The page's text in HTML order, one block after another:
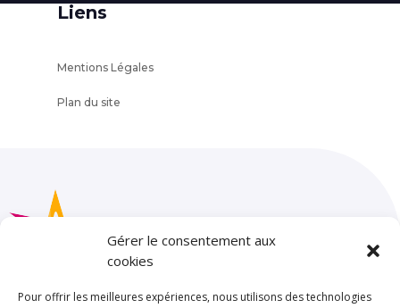
Gérer le consentement aux
cookies
Pour offrir les meilleures expériences, nous utilisons des technologies
Liens
Mentions Légales
Plan du site